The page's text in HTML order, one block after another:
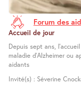
Forum des
Accueil de jour
Depuis sept ans,
maladie d’Alzheimer ou
aidants
Invité(s) : Séverine